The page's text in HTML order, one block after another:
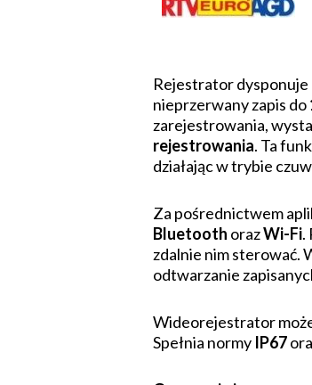
Rejestrator dysponuje
nieprzerwany zapis do
zarejestrowania,
rejestrowania. Ta
działając w trybie
Za pośrednictwem
Bluetooth orazWi-Fi.
zdalnie nim sterować.
odtwarzanie
Wideorejestrator
Spełnia normy IP67